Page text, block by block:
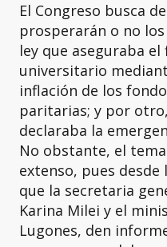
El Congreso busca
prosperarán o no
ley que aseguraba
universitario
inflación de los
paritarias; y por
declaraba la
No obstante, el
extenso, pues desde
que la secretaria
Karina Milei y el
Lugones, den